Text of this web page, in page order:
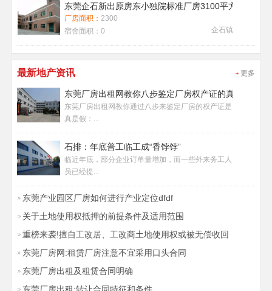
东莞企石新出原房东小独院标准厂房3100平方厂房出租
厂房面积： 2300
宿舍面积： 0 企石镇
最新地产资讯 更多
东莞厂房出租网教你八步鉴定厂房权产证的真假
东莞厂房出租网教你通过八步来鉴定厂房的权产证是
真是假：...
石排：年底普工临工成“香饽饽”
临近年底，部分企业订单量增加，而一些外来务工人
员已经提...
东莞产业园区厂房如何进行产业定位dfdf
关于土地使用权抵押的前提条件及适用范围
重榜来袭!擅自工改居、工改商土地使用权或被无偿收回
东莞厂房网:租赁厂房注意不宜采用口头合同
东莞厂房出租及租赁合同明确